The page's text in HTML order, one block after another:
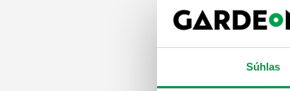
Súhlas